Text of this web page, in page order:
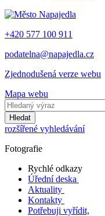
+420 577 100 911
podatelna@napajedla.cz
Zjednodušená verze webu
Mapa webu
Hledat
rozšířené vyhledávání
Fotografie
Rychlé odkazy
Úřední deska
Aktuality
Kontakty
Potřebuji vyřídit,